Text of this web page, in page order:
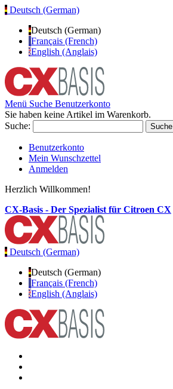
Deutsch (German)
Deutsch (German)
Français (French)
English (Anglais)
Menü Suche Benutzerkonto
Sie haben keine Artikel im Warenkorb.
Suche:
Suche
Benutzerkonto
Mein Wunschzettel
Anmelden
Herzlich Willkommen!
CX-Basis - Der Spezialist für Citroen CX
Deutsch (German)
Deutsch (German)
Français (French)
English (Anglais)